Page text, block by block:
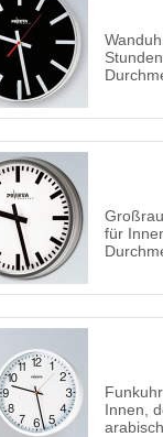
für
Innen,